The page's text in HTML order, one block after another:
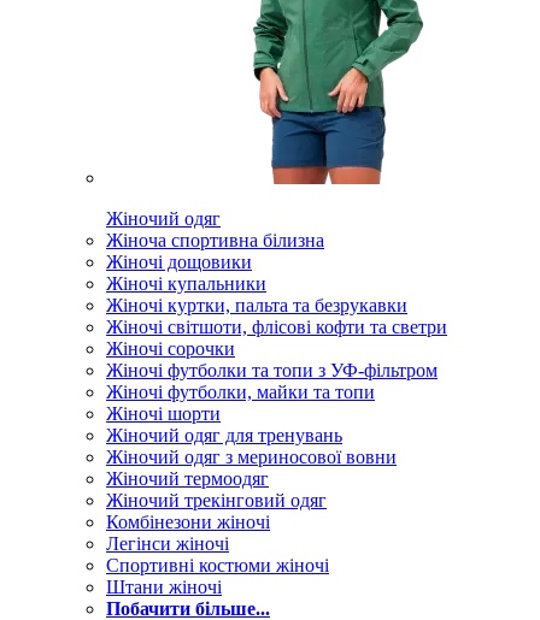
Жіночий одяг
Жіноча спортивна білизна
Жіночі дощовики
Жіночі купальники
Жіночі куртки, пальта та безрукавки
Жіночі світшоти, флісові кофти та светри
Жіночі сорочки
Жіночі футболки та топи з УФ-фільтром
Жіночі футболки, майки та топи
Жіночі шорти
Жіночий одяг для тренувань
Жіночий одяг з мериносової вовни
Жіночий термоодяг
Жіночий трекінговий одяг
Комбінезони жіночі
Легінси жіночі
Спортивні костюми жіночі
Штани жіночі
Побачити більше...